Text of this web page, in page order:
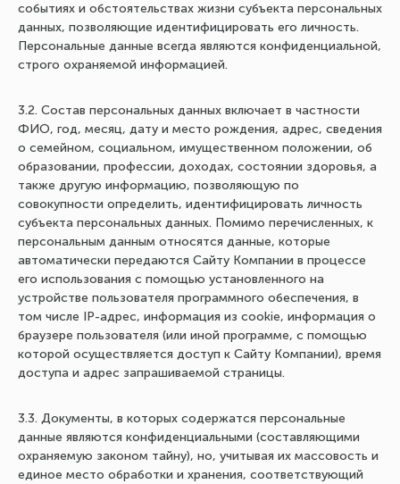
событиях и обстоятельствах жизни субъекта персональных
данных, позволяющие идентифицировать его личность.
Персональные данные всегда являются конфиденциальной,
строго охраняемой информацией.
3.2. Состав персональных данных включает в частности
ФИО, год, месяц, дату и место рождения, адрес, сведения
о семейном, социальном, имущественном положении, об
образовании, профессии, доходах, состоянии здоровья, а
также другую информацию, позволяющую по
совокупности определить, идентифицировать личность
субъекта персональных данных. Помимо перечисленных, к
персональным данным относятся данные, которые
автоматически передаются Сайту Компании в процессе
его использования с помощью установленного на
устройстве пользователя программного обеспечения, в
том числе IP-адрес, информация из cookie, информация о
браузере пользователя (или иной программе, с помощью
которой осуществляется доступ к Сайту Компании), время
доступа и адрес запрашиваемой страницы.
3.3. Документы, в которых содержатся персональные
данные являются конфиденциальными (составляющими
охраняемую законом тайну), но, учитывая их массовость и
единое место обработки и хранения, соответствующий